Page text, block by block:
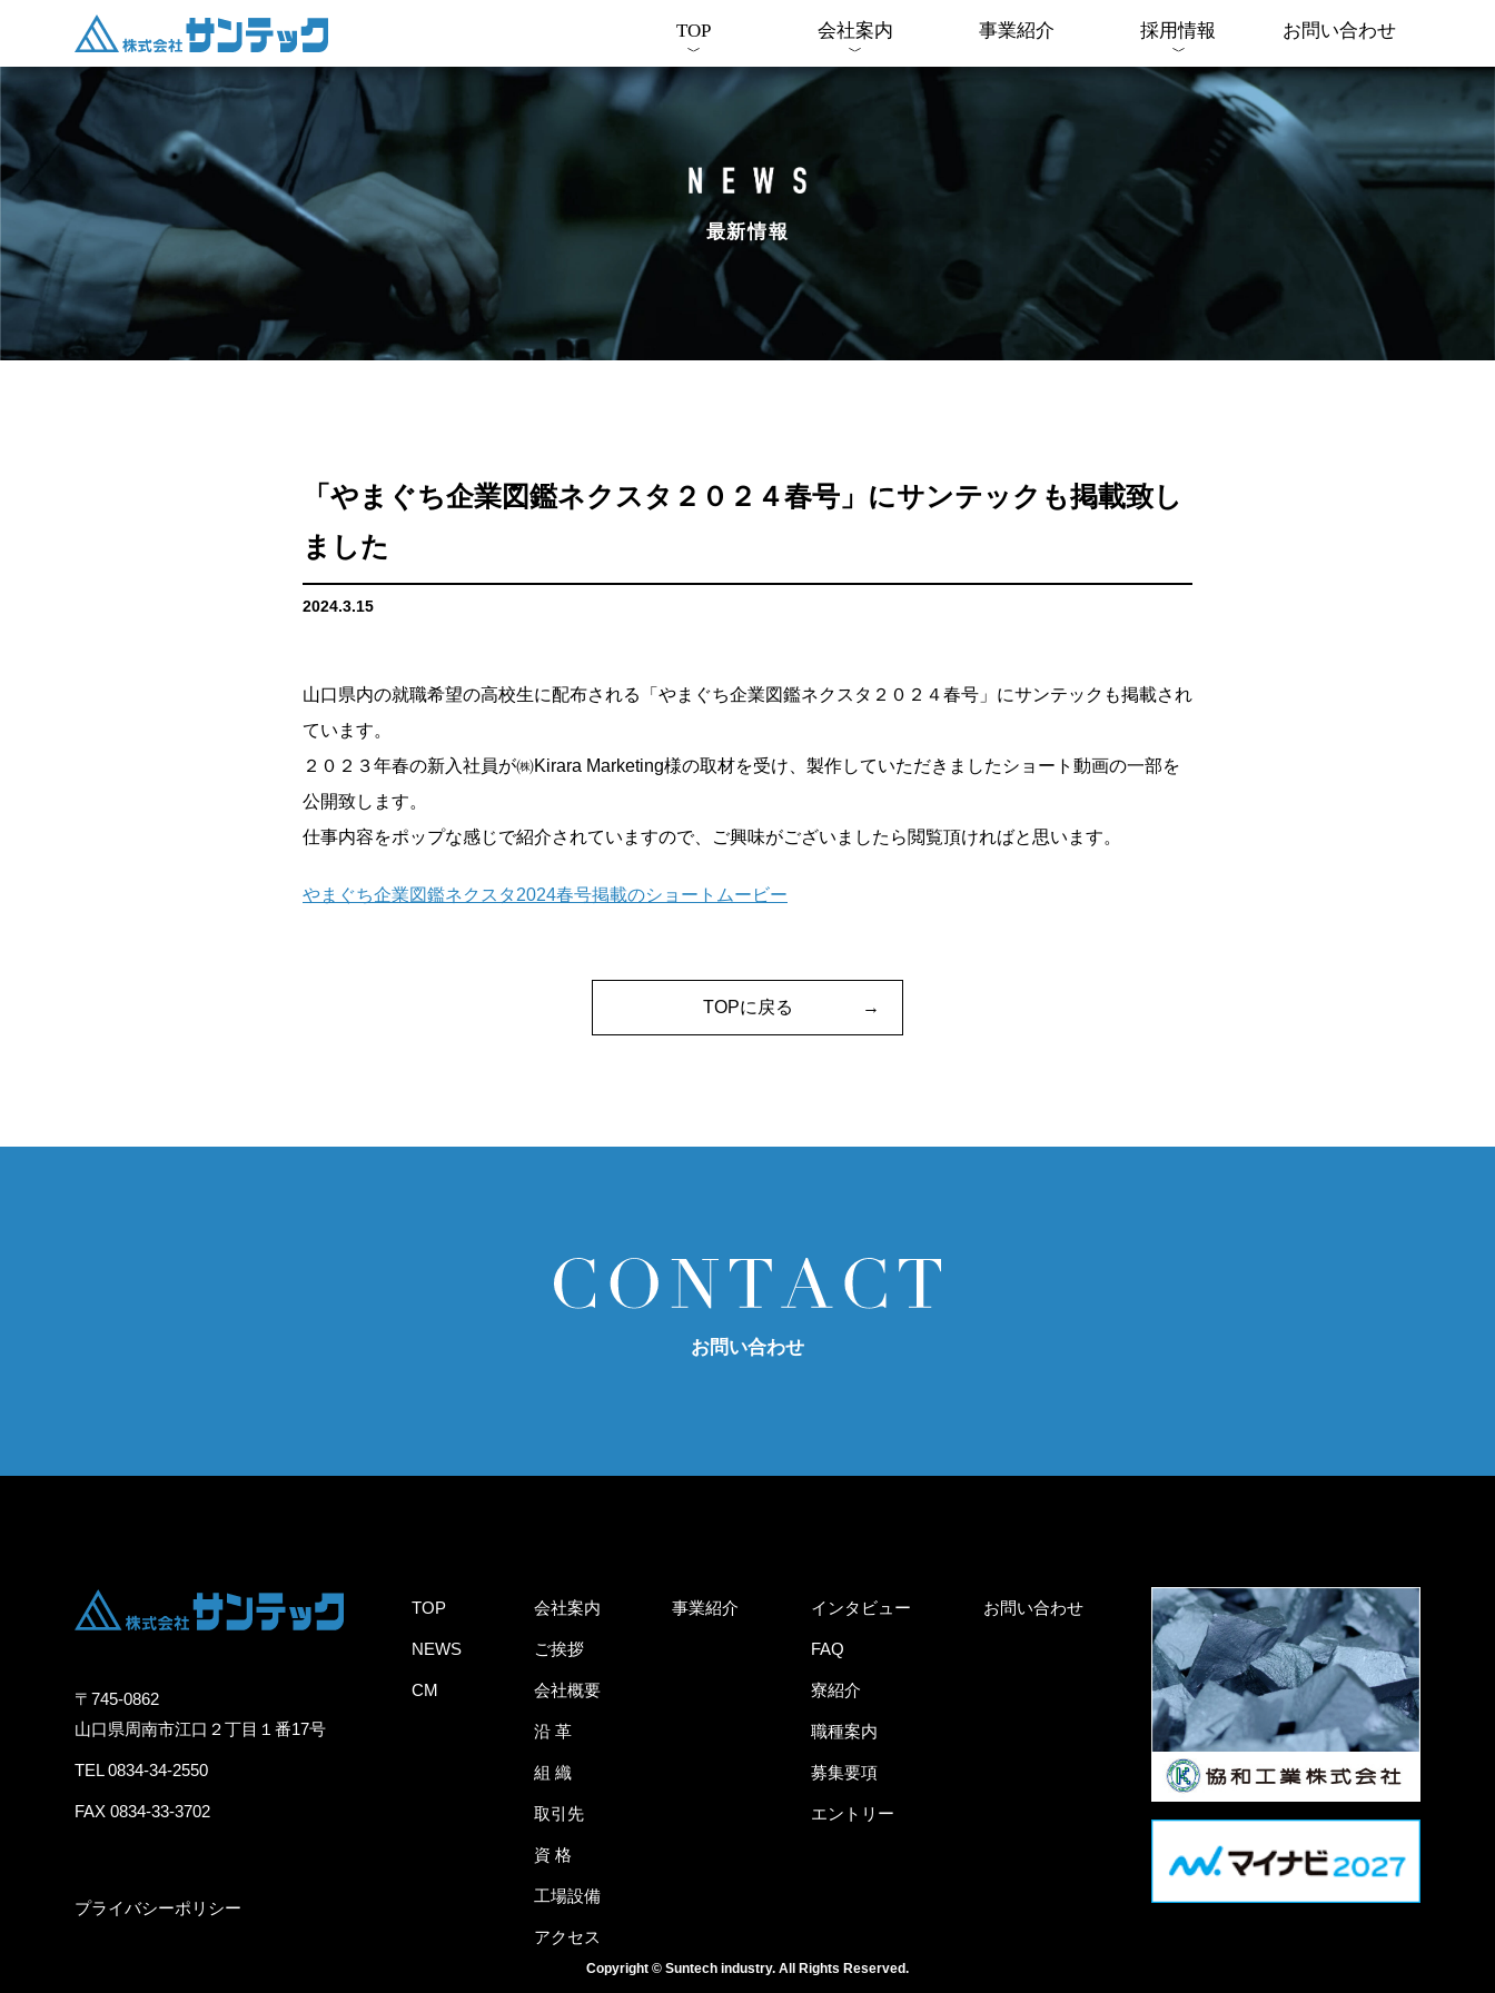
TOP 会社案内 事業紹介 採用情報 お問い合わせ
最新情報
「やまぐち企業図鑑ネクスタ２０２４春号」にサンテックも掲載致し
ました
2024.3.15
山口県内の就職希望の高校生に配布される「やまぐち企業図鑑ネクスタ２０２４春号」にサンテックも掲載され
ています。
２０２３年春の新入社員が㈱Kirara Marketing様の取材を受け、製作していただきましたショート動画の一部を
公開致します。
仕事内容をポップな感じで紹介されていますので、ご興味がございましたら閲覧頂ければと思います。
やまぐち企業図鑑ネクスタ2024春号掲載のショートムービー
TOPに戻る
お問い合わせ
〒745-0862
山口県周南市江口２丁目１番17号
TEL 0834-34-2550
FAX 0834-33-3702
プライバシーポリシー
TOP
NEWS
CM
会社案内
ご挨拶
会社概要
沿 革
組 織
取引先
資 格
工場設備
アクセス
事業紹介 インタビュー
FAQ
寮紹介
職種案内
募集要項
エントリー
お問い合わせ
Copyright © Suntech industry. All Rights Reserved.